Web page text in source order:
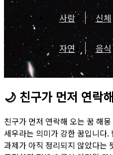
사람 신체
자연 음식
🌙 친구가 먼저 연락
친구가 먼저 연락해 오는 꿈 해
세우라는 의미가 강한 꿈입니다
과제가 아직 정리되지 않았다는